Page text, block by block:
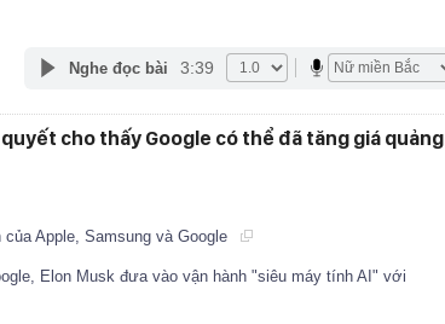
Nghe đọc bài 3:39
cho thấy Google có thể đã tăng giá quảng
Apple, Samsung và Google
Elon Musk đưa vào vận hành "siêu máy tính AI" với